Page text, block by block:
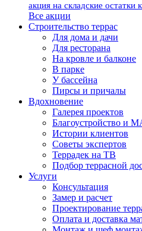
акция на складские остатки
Все акции
Строительство террас
Для дома и дачи
Для ресторана
На кровле и балконе
В парке
У бассейна
Пирсы и причалы
Вдохновение
Галерея проектов
Благоустройство и
Истории клиентов
Советы экспертов
Террадек на ТВ
Подбор террасной
Услуги
Консультация
Замер и расчет
Проектирование
Оплата и доставка